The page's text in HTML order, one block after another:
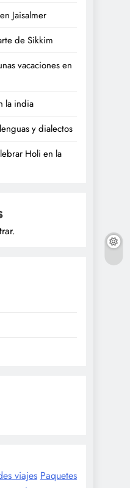
Jaisalmer
de Sikkim
vacaciones en
la india
y dialectos
Holi en la
viajes Paquetes